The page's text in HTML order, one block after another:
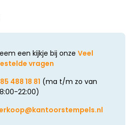
een kijkje bij onze Veel
vragen
488 18 81 (ma t/m zo van
22:00)